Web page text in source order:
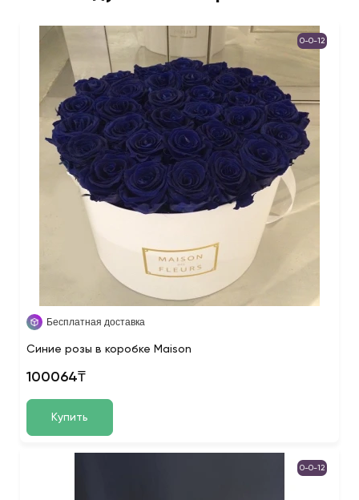
0-0-12
Бесплатная доставка
Синие розы в коробке Maison
100064₸
Купить
0-0-12